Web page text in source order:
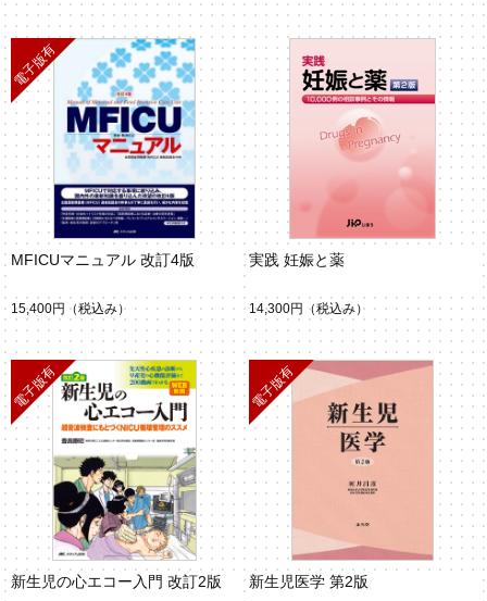
MFICUマニュアル 改訂4版
15,400円 （税込み）
実践 妊娠と薬
14,300円 （税込み）
新生児の心エコー入門 改訂2版 新生児医学 第2版